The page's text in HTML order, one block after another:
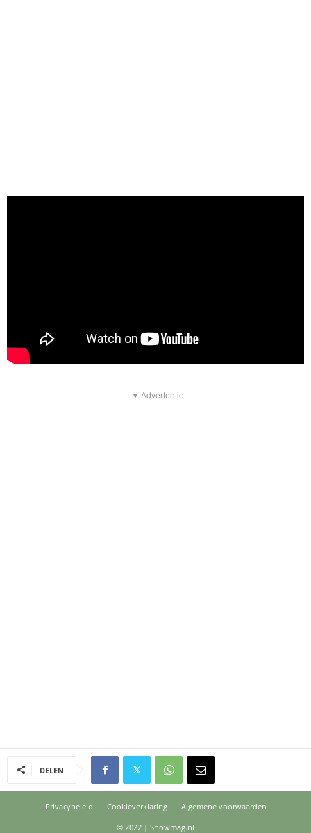
▼ Advertentie
DELEN
Privacybeleid Cookieverklaring
Algemene voorwaarden
© 2022 | Showmag.nl